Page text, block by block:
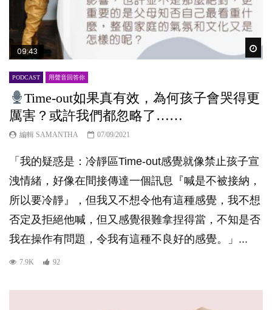
09:43
PODCAST 用聲音回答你
Time-out如果真有效，為何孩子會哭得更
厲害？或許我們都忽略了……
編輯 SAMANTHA 07/09/2021
「我的疑惑是：冷靜區Time-out感覺就像禁止孩子宣
洩情緒，好像在間接傳達一個訊息『喊是不被接納，
所以要冷靜』，但我又不想令他有這種感覺，我不想
否定及拒絕他喊，但又感覺很難拿捏得當，不知是否
我在操作有問題，令我有這種不良好的感覺。」...
7.9K 92